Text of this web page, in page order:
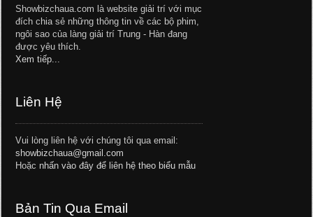
Showbizchaua.com là website giải trí với mục
đích chia sẻ những thông tin về các bộ phim,
ngôi sao của làng giải trí Trung - Hàn đang
được yêu thích.
Xem tiếp...
Liên Hệ
Vui lòng liên hệ với chúng tôi qua email:
showbizchaua@gmail.com
Hoặc nhấn vào đây để liên hệ theo biểu mẫu
Bản Tin Qua Email